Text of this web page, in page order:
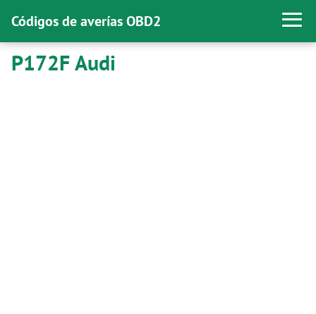
Códigos de averías OBD2
P172F Audi